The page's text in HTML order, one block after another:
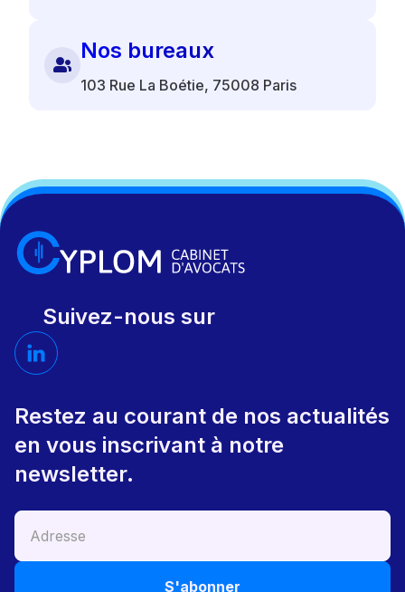
Nos bureaux
103 Rue La Boétie, 75008 Paris
Suivez-nous sur
Restez au courant de nos actualités
en vous inscrivant à notre
newsletter.